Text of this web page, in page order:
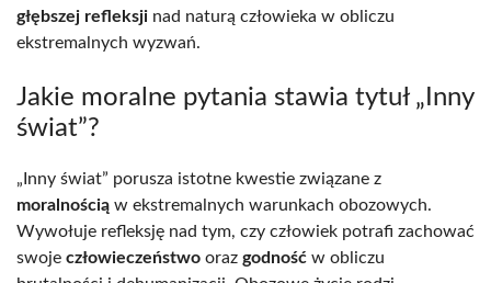
głębszej refleksji nad naturą człowieka w obliczu
ekstremalnych wyzwań.
Jakie moralne pytania stawia tytuł „Inny
świat”?
„Inny świat” porusza istotne kwestie związane z
moralnością w ekstremalnych warunkach obozowych.
Wywołuje refleksję nad tym, czy człowiek potrafi zachować
swoje człowieczeństwo oraz godność w obliczu